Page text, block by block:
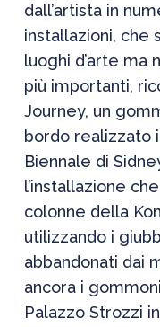
dall’artista in
installazioni, che
luoghi d’arte ma
più importanti,
Journey, un
bordo realizzato
Biennale di
l’installazione
colonne della
utilizzando i
abbandonati dai
ancora i
Palazzo Strozzi